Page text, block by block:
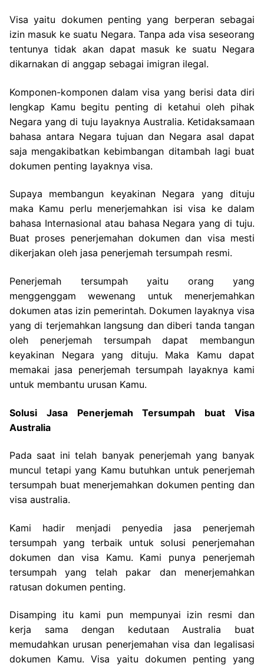
Visa yaitu dokumen penting yang berperan sebagai
izin masuk ke suatu Negara. Tanpa ada visa seseorang
tentunya tidak akan dapat masuk ke suatu Negara
dikarnakan di anggap sebagai imigran ilegal.
Komponen-komponen dalam visa yang berisi data diri
lengkap Kamu begitu penting di ketahui oleh pihak
Negara yang di tuju layaknya Australia. Ketidaksamaan
bahasa antara Negara tujuan dan Negara asal dapat
saja mengakibatkan kebimbangan ditambah lagi buat
dokumen penting layaknya visa.
Supaya membangun keyakinan Negara yang dituju
maka Kamu perlu menerjemahkan isi visa ke dalam
bahasa Internasional atau bahasa Negara yang di tuju.
Buat proses penerjemahan dokumen dan visa mesti
dikerjakan oleh jasa penerjemah tersumpah resmi.
Penerjemah tersumpah yaitu orang yang
menggenggam wewenang untuk menerjemahkan
dokumen atas izin pemerintah. Dokumen layaknya visa
yang di terjemahkan langsung dan diberi tanda tangan
oleh penerjemah tersumpah dapat membangun
keyakinan Negara yang dituju. Maka Kamu dapat
memakai jasa penerjemah tersumpah layaknya kami
untuk membantu urusan Kamu.
Solusi Jasa Penerjemah Tersumpah buat Visa
Australia
Pada saat ini telah banyak penerjemah yang banyak
muncul tetapi yang Kamu butuhkan untuk penerjemah
tersumpah buat menerjemahkan dokumen penting dan
visa australia.
Kami hadir menjadi penyedia jasa penerjemah
tersumpah yang terbaik untuk solusi penerjemahan
dokumen dan visa Kamu. Kami punya penerjemah
tersumpah yang telah pakar dan menerjemahkan
ratusan dokumen penting.
Disamping itu kami pun mempunyai izin resmi dan
kerja sama dengan kedutaan Australia buat
memudahkan urusan penerjemahan visa dan legalisasi
dokumen Kamu. Visa yaitu dokumen penting yang